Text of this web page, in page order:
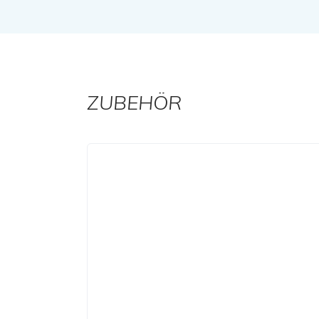
ZUBEHÖR